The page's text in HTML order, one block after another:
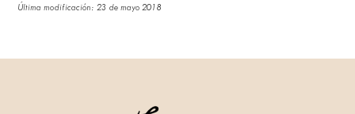
Última modificación: 23 de mayo 2018